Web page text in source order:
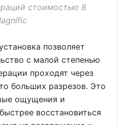
стоимостью 8
позволяет
с малой степенью
проходят через
больших разрезов. Это
ощущения и
восстановиться